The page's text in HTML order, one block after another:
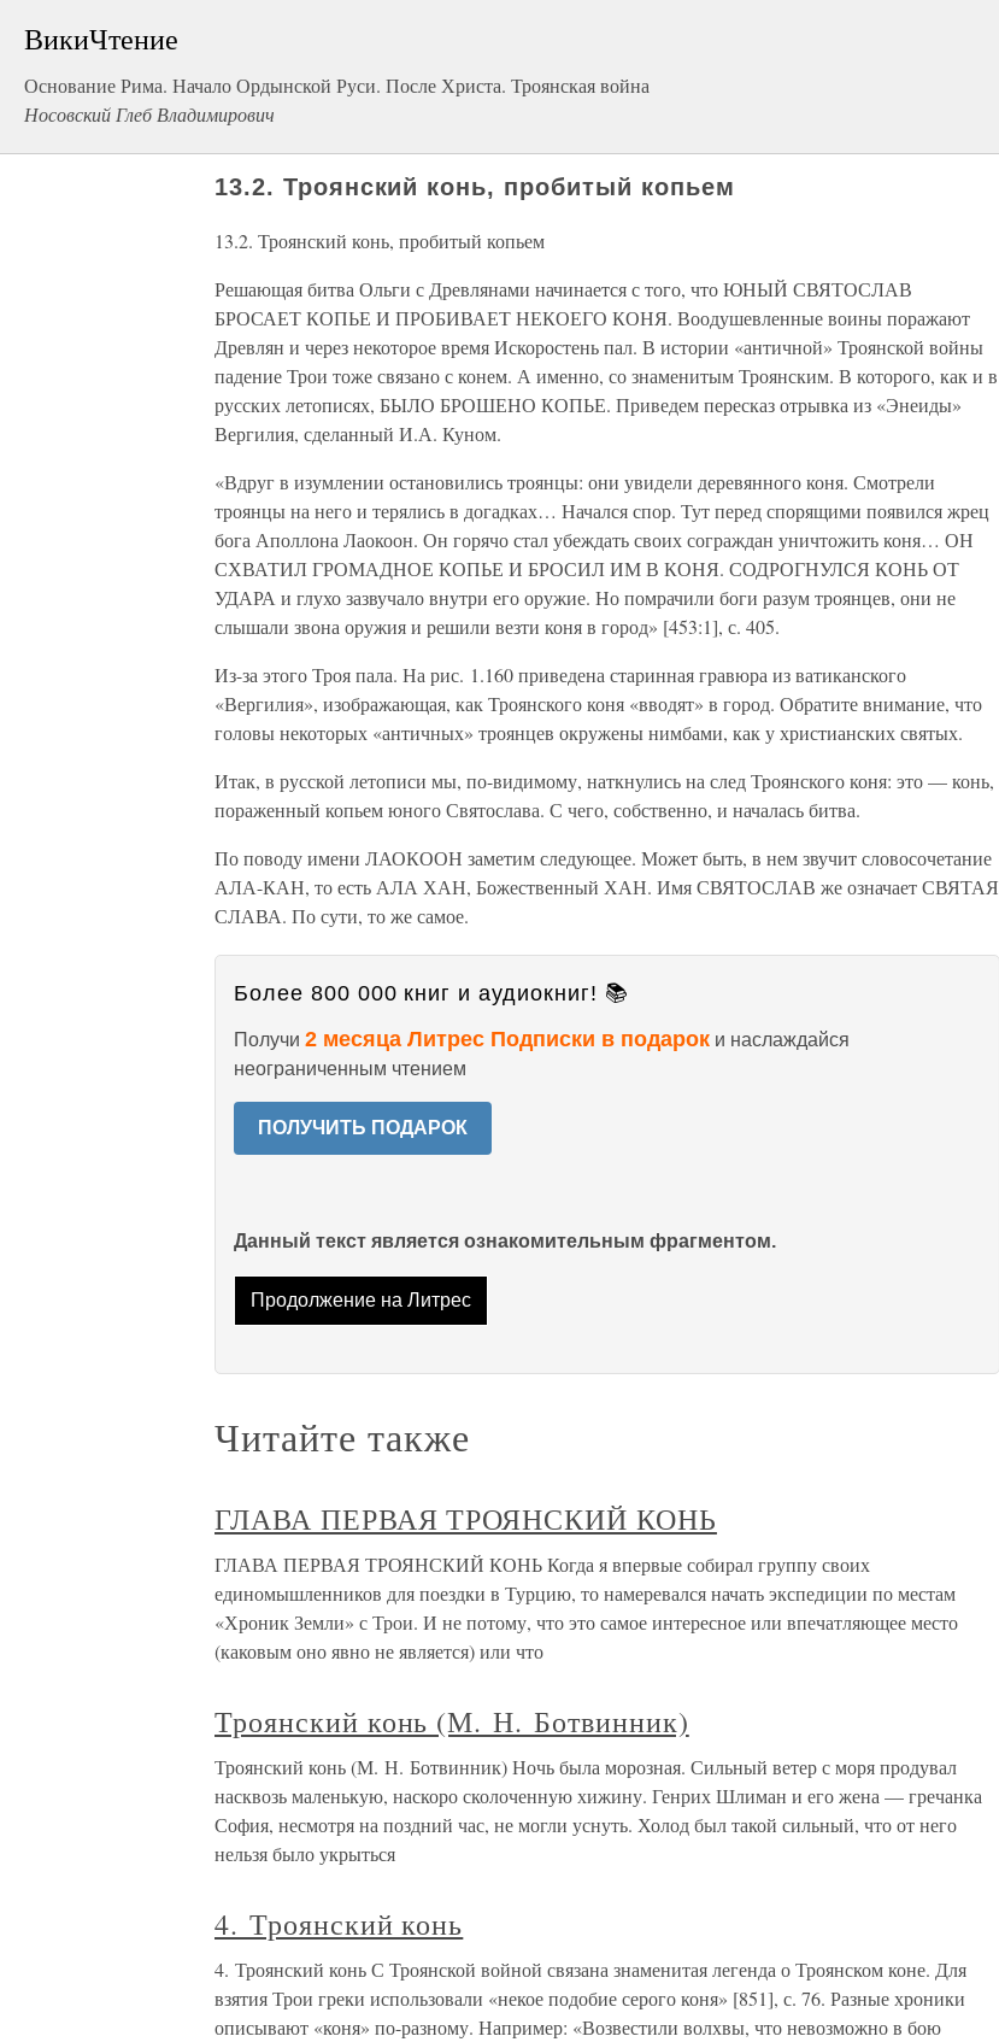
ВикиЧтение
Основание Рима. Начало Ордынской Руси. После Христа. Троянская война
Носовский Глеб Владимирович
13.2. Троянский конь, пробитый копьем
13.2. Троянский конь, пробитый копьем
Решающая битва Ольги с Древлянами начинается с того, что ЮНЫЙ СВЯТОСЛАВ
БРОСАЕТ КОПЬЕ И ПРОБИВАЕТ НЕКОЕГО КОНЯ. Воодушевленные воины поражают
Древлян и через некоторое время Искоростень пал. В истории «античной» Троянской войны
падение Трои тоже связано с конем. А именно, со знаменитым Троянским. В которого, как и в
русских летописях, БЫЛО БРОШЕНО КОПЬЕ. Приведем пересказ отрывка из «Энеиды»
Вергилия, сделанный И.А. Куном.
«Вдруг в изумлении остановились троянцы: они увидели деревянного коня. Смотрели
троянцы на него и терялись в догадках… Начался спор. Тут перед спорящими появился жрец
бога Аполлона Лаокоон. Он горячо стал убеждать своих сограждан уничтожить коня… ОН
СХВАТИЛ ГРОМАДНОЕ КОПЬЕ И БРОСИЛ ИМ В КОНЯ. СОДРОГНУЛСЯ КОНЬ ОТ
УДАРА и глухо зазвучало внутри его оружие. Но помрачили боги разум троянцев, они не
слышали звона оружия и решили везти коня в город» [453:1], с. 405.
Из-за этого Троя пала. На рис. 1.160 приведена старинная гравюра из ватиканского
«Вергилия», изображающая, как Троянского коня «вводят» в город. Обратите внимание, что
головы некоторых «античных» троянцев окружены нимбами, как у христианских святых.
Итак, в русской летописи мы, по-видимому, наткнулись на след Троянского коня: это — конь,
пораженный копьем юного Святослава. С чего, собственно, и началась битва.
По поводу имени ЛАОКООН заметим следующее. Может быть, в нем звучит словосочетание
АЛА-КАН, то есть АЛА ХАН, Божественный ХАН. Имя СВЯТОСЛАВ же означает СВЯТАЯ
СЛАВА. По сути, то же самое.
Более 800 000 книг и аудиокниг! 📚
Получи 2 месяца Литрес Подписки в подарок и наслаждайся
неограниченным чтением
ПОЛУЧИТЬ ПОДАРОК
Данный текст является ознакомительным фрагментом.
Продолжение на Литрес
Читайте также
ГЛАВА ПЕРВАЯ ТРОЯНСКИЙ КОНЬ
ГЛАВА ПЕРВАЯ ТРОЯНСКИЙ КОНЬ Когда я впервые собирал группу своих
единомышленников для поездки в Турцию, то намеревался начать экспедиции по местам
«Хроник Земли» с Трои. И не потому, что это самое интересное или впечатляющее место
(каковым оно явно не является) или что
Троянский конь (М. Н. Ботвинник)
Троянский конь (М. Н. Ботвинник) Ночь была морозная. Сильный ветер с моря продувал
насквозь маленькую, наскоро сколоченную хижину. Генрих Шлиман и его жена — гречанка
София, несмотря на поздний час, не могли уснуть. Холод был такой сильный, что от него
нельзя было укрыться
4. Троянский конь
4. Троянский конь С Троянской войной связана знаменитая легенда о Троянском коне. Для
взятия Трои греки использовали «некое подобие серого коня» [851], с. 76. Разные хроники
описывают «коня» по-разному. Например: «Возвестили волхвы, что невозможно в бою